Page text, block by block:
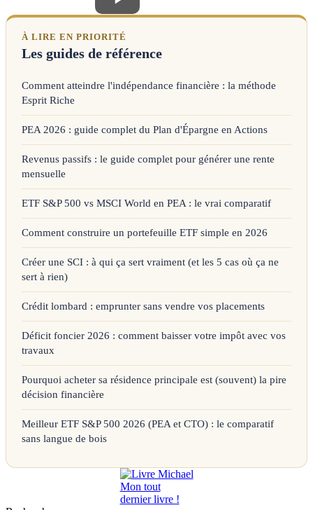
À LIRE EN PRIORITÉ
Les guides de référence
Comment atteindre l'indépendance financière : la méthode
Esprit Riche
PEA 2026 : guide complet du Plan d'Épargne en Actions
Revenus passifs : le guide complet pour générer une rente
mensuelle
ETF S&P 500 vs MSCI World en PEA : le vrai comparatif
Comment construire un portefeuille ETF simple en 2026
Créer une SCI : à qui ça sert vraiment (et les 5 cas où ça ne
sert à rien)
Crédit lombard : emprunter sans vendre vos placements
Déficit foncier 2026 : comment baisser votre impôt avec vos
travaux
Pourquoi acheter sa résidence principale est (souvent) la pire
décision financière
Meilleur ETF S&P 500 2026 (PEA et CTO) : le comparatif
sans langue de bois
Mon tout
dernier livre !